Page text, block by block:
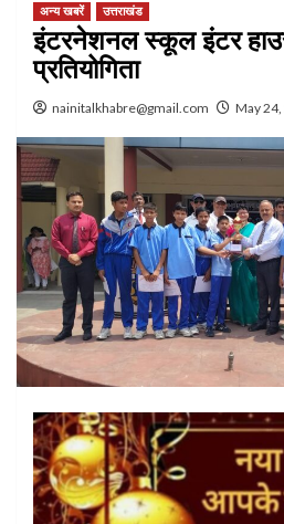
अन्य खबरें उत्तराखंड
इंटरनेशनल स्कूल इंटर
प्रतियोगिता
nainitalkhabre@gmail.com May